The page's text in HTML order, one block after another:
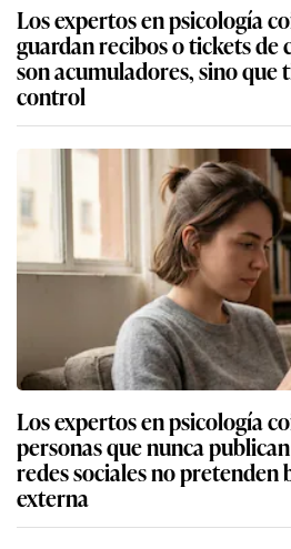
Los expertos en psicología
guardan recibos o tickets de
son acumuladores, sino que
control
Los expertos en psicología
personas que nunca
redes sociales no pretenden
externa